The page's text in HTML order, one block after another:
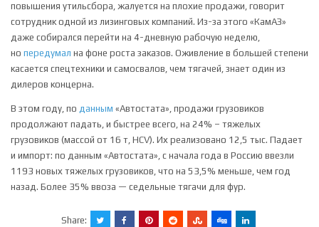
повышения утильсбора, жалуется на плохие продажи, говорит
сотрудник одной из лизинговых компаний. Из-за этого «КамАЗ»
даже собирался перейти на 4-дневную рабочую неделю,
но передумал на фоне роста заказов. Оживление в большей степени
касается спецтехники и самосвалов, чем тягачей, знает один из
дилеров концерна.
В этом году, по данным «Автостата», продажи грузовиков
продолжают падать, и быстрее всего, на 24% – тяжелых
грузовиков (массой от 16 т, HCV). Их реализовано 12,5 тыс. Падает
и импорт: по данным «Автостата», с начала года в Россию ввезли
1193 новых тяжелых грузовиков, что на 53,5% меньше, чем год
назад. Более 35% ввоза — седельные тягачи для фур.
Share: